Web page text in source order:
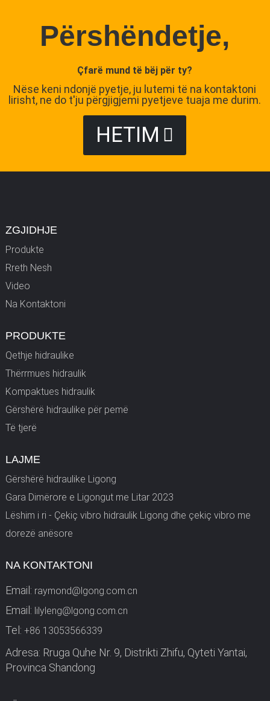
Përshëndetje,
Çfarë mund të bëj për ty?
Nëse keni ndonjë pyetje, ju lutemi të na kontaktoni
lirisht, ne do t'ju përgjigjemi pyetjeve tuaja me durim.
HETIM
ZGJIDHJE
Produkte
Rreth Nesh
Video
Na Kontaktoni
PRODUKTE
Qethje hidraulike
Thërrmues hidraulik
Kompaktues hidraulik
Gërshërë hidraulike për pemë
Të tjerë
LAJME
Gërshërë hidraulike Ligong
Gara Dimërore e Ligongut me Litar 2023
Lëshim i ri - Çekiç vibro hidraulik Ligong dhe çekiç vibro me
dorezë anësore
NA KONTAKTONI
Email: raymond@lgong.com.cn
Email: lilyleng@lgong.com.cn
Tel: +86 13053566339
Adresa: Rruga Quhe Nr. 9, Distrikti Zhifu, Qyteti Yantai,
Provinca Shandong